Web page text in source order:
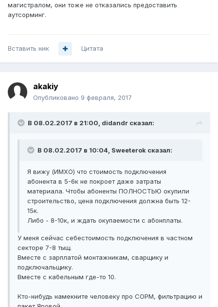
магистралом, они тоже не отказались предоставить
аутсорминг.
Вставить ник Цитата
akakiy
Опубликовано 9 февраля, 2017
В 08.02.2017 в 21:00, didandr сказал:
В 08.02.2017 в 10:04, Sweeterok сказал:
Я вижу (ИМХО) что стоимость подключения
абонента в 5-6к не покроет даже затраты
материала. Чтобы абоненты ПОЛНОСТЬЮ окупили
строительство, цена подключения должна быть 12-
15к.
Либо - 8-10к, и ждать окупаемости с абонплаты.
У меня сейчас себестоимость подключения в частном
секторе 7-8 тыщ.
Вместе с зарплатой монтажникам, сварщику и
подключальщику.
Вместе с кабельным где-то 10.
Кто-нибудь намекните человеку про СОРМ, фильтрацию и